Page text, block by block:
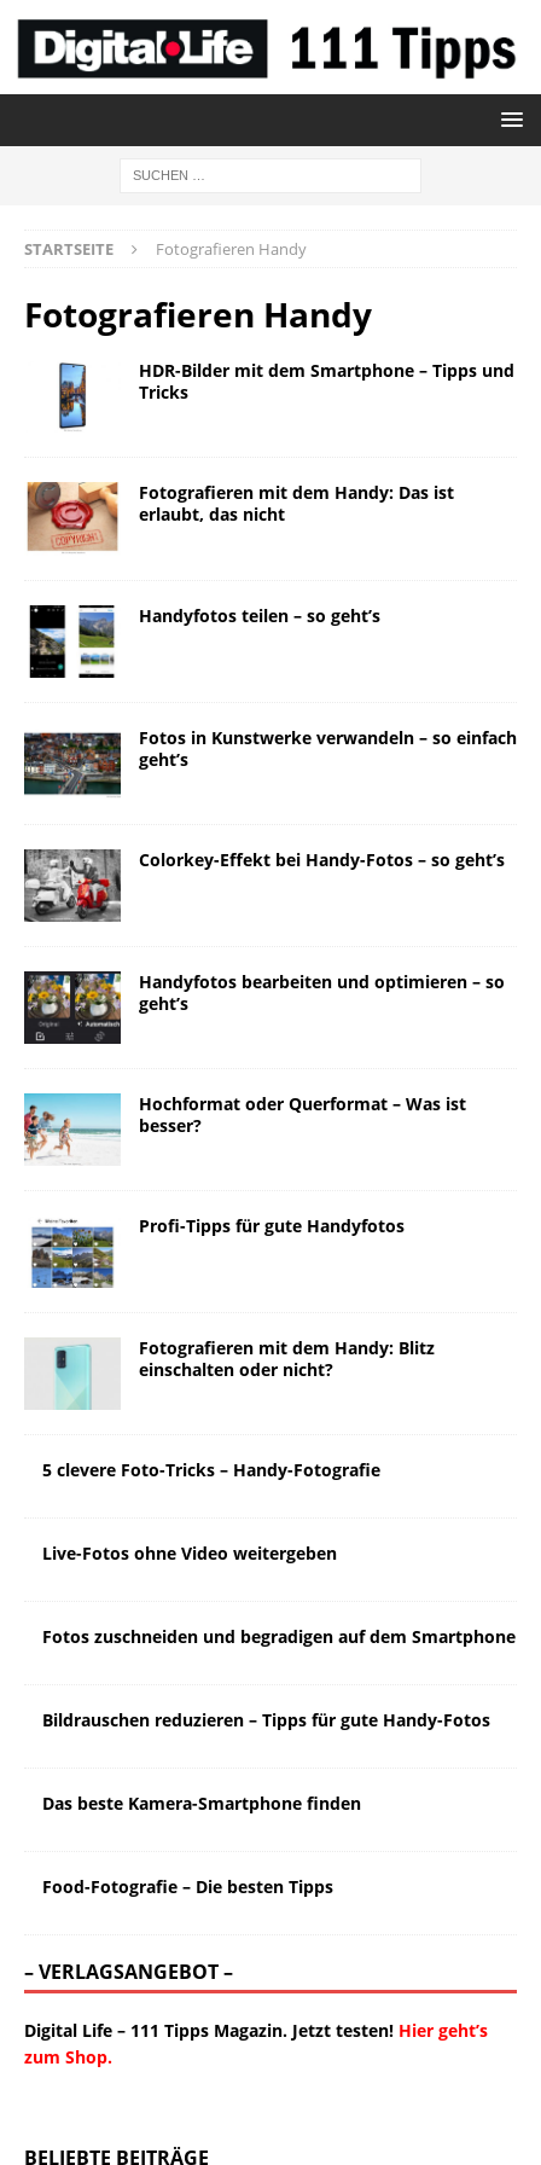
STARTSEITE Fotografieren Handy
Fotografieren Handy
HDR-Bilder mit dem Smartphone – Tipps und
Tricks
Fotografieren mit dem Handy: Das ist
erlaubt, das nicht
Handyfotos teilen – so geht’s
Fotos in Kunstwerke verwandeln – so einfach
geht’s
Colorkey-Effekt bei Handy-Fotos – so geht’s
Handyfotos bearbeiten und optimieren – so
geht’s
Hochformat oder Querformat – Was ist
besser?
Profi-Tipps für gute Handyfotos
Fotografieren mit dem Handy: Blitz
einschalten oder nicht?
5 clevere Foto-Tricks – Handy-Fotografie
Live-Fotos ohne Video weitergeben
Fotos zuschneiden und begradigen auf dem Smartphone
Bildrauschen reduzieren – Tipps für gute Handy-Fotos
Das beste Kamera-Smartphone finden
Food-Fotografie – Die besten Tipps
– VERLAGSANGEBOT –
Digital Life – 111 Tipps Magazin. Jetzt testen! Hier geht’s
zum Shop.
BELIEBTE BEITRÄGE